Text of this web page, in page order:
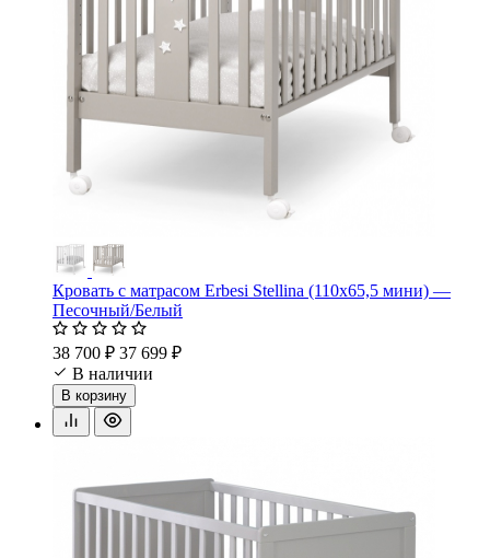
Кровать c матрасом Erbesi Stellina (110х65,5 мини) —
Песочный/Белый
38 700 ₽ 37 699 ₽
В наличии
В корзину